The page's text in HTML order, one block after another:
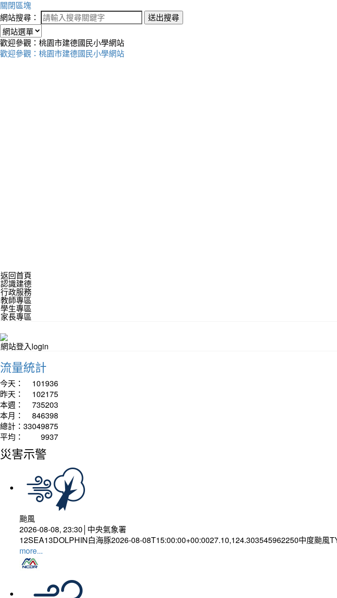
關閉區塊
網站搜尋：
送出搜尋
歡迎參觀：桃園市建德國民小學網站
歡迎參觀：桃園市建德國民小學網站
返回首頁
認識建德
行政服務
教師專區
學生專區
家長專區
網站登入login
流量統計
今天：
101936
昨天：
102175
本週：
735203
本月：
846398
總計： 33049875
平均：
9937
災害示警
颱風
2026-08-08, 23:30│中央氣象署
12SEA13DOLPHIN白海豚2026-08-08T15:00:00+00:0027.10,124.303545962250中度颱
more...